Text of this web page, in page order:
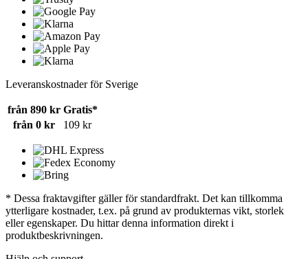
Leveranskostnader för Sverige
från 890 kr Gratis*
från 0 kr
109 kr
* Dessa fraktavgifter gäller för standardfrakt. Det kan tillkomma
ytterligare kostnader, t.ex. på grund av produkternas vikt, storlek
eller egenskaper. Du hittar denna information direkt i
produktbeskrivningen.